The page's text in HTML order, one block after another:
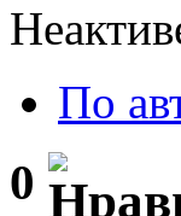
По
0